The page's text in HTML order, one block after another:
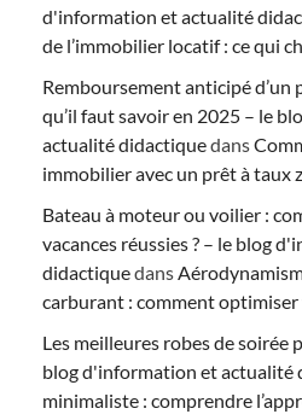
d'information et actualité
de l’immobilier locatif : ce qui
Remboursement anticipé d’un
qu’il faut savoir en 2025 – le
actualité didactiquedans
immobilier avec un prêt à taux
Bateau à moteur ou voilier :
vacances réussies ? – le blog
didactiquedans
carburant : comment optimiser
Les meilleures robes de soirée
blog d'information et actualité
minimaliste : comprendre